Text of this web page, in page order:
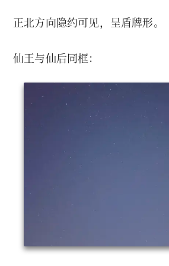
正北方向隐约可见，呈盾牌形。
仙王与仙后同框：